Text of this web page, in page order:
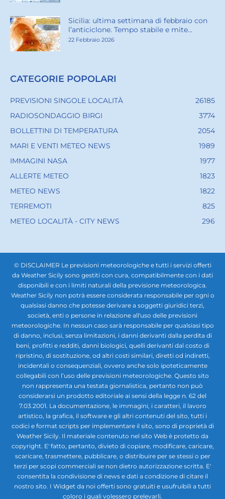
Sicilia: ultima settimana di febbraio con
l’anticiclone. Tempo stabile e mite...
22 Febbraio 2026
CATEGORIE POPOLARI
PREVISIONI SINGOLE LOCALITÀ
26185
RADIOSONDAGGIO BIRGI
3774
BOLLETTINI DI TEMPERATURA
2054
MARI E VENTI METEO NEWS
1989
IMMAGINI NASA
1977
ALLERTE METEO
1823
METEO NEWS
1822
TERREMOTI
825
METEO LOCALITÀ - CITY NEWS
296
© DISCLAIMER Le previsioni meteorologiche e tutti i servizi offerti
da Weather Sicily sono gestiti con cura, compatibilmente con i dati
disponibili e con i limiti naturali della previsione meteorologica.
Weather Sicily non potrà essere considerata responsabile per ogni o
qualsiasi danno che potesse derivare a soggetti giuridici terzi,
società, enti o persone in relazione all'uso delle previsioni
meteorologiche. In nessun caso sarà responsabile per qualsiasi tipo
di danno, inclusi, senza limitazioni, i danni derivanti dalla perdita di
beni, profitti e redditi, danni biologici, quelli derivanti dal costo di
ripristino, di sostituzione, od altri costi similari, diretti od indiretti,
incidentali o consequenziali, ovvero anche solo ipoteticamente
collegabili con l’uso delle previsioni meteorologiche. Questo sito
non rappresenta una testata giornalistica, pertanto non può
considerarsi un prodotto editoriale ai sensi della legge n. 62 del
7.03.2001. La documentazione, le immagini, i caratteri, il lavoro
artistico, la grafica, il software e gli altri contenuti del sito, tutti i
codici e format scripts per implementare il sito, sono di proprietà di
Weather Sicily. Il materiale contenuto nel sito Web è protetto da
copyright. E' fatto, pertanto, divieto di copiare, modificare, caricare,
scaricare, trasmettere, pubblicare, o distribuire per se stessi o per
terzi per scopi commerciali se non dietro autorizzazione scritta. E'
consentita la condivisione di news e dati a condizione di citare il
nostro sito. I Widget da noi offerti sono gratuiti e usufruibili a tutti
coloro i quali volessero prelevarli.